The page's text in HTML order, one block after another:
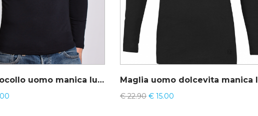
Maglia girocollo uomo manica lunga – Cotonella GU012
€22.90 €15.00